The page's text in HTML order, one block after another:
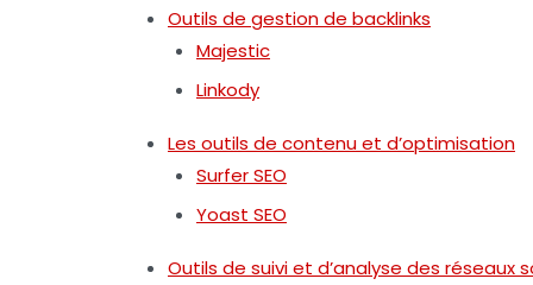
Outils de gestion de backlinks
Majestic
Linkody
Les outils de contenu et d’optimisation
Surfer SEO
Yoast SEO
Outils de suivi et d’analyse des réseaux